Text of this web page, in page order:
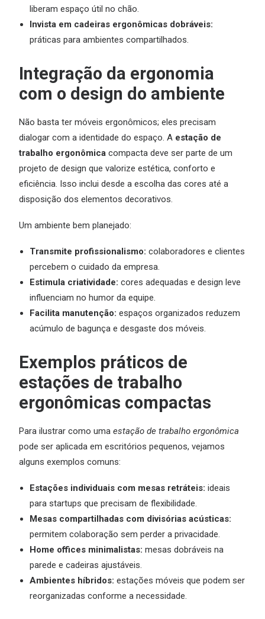
liberam espaço útil no chão.
Invista em cadeiras ergonômicas dobráveis:
práticas para ambientes compartilhados.
Integração da ergonomia
com o design do ambiente
Não basta ter móveis ergonômicos; eles precisam
dialogar com a identidade do espaço. A estação de
trabalho ergonômica compacta deve ser parte de um
projeto de design que valorize estética, conforto e
eficiência. Isso inclui desde a escolha das cores até a
disposição dos elementos decorativos.
Um ambiente bem planejado:
Transmite profissionalismo: colaboradores e clientes
percebem o cuidado da empresa.
Estimula criatividade: cores adequadas e design leve
influenciam no humor da equipe.
Facilita manutenção: espaços organizados reduzem
acúmulo de bagunça e desgaste dos móveis.
Exemplos práticos de
estações de trabalho
ergonômicas compactas
Para ilustrar como uma estação de trabalho ergonômica
pode ser aplicada em escritórios pequenos, vejamos
alguns exemplos comuns:
Estações individuais com mesas retráteis: ideais
para startups que precisam de flexibilidade.
Mesas compartilhadas com divisórias acústicas:
permitem colaboração sem perder a privacidade.
Home offices minimalistas: mesas dobráveis na
parede e cadeiras ajustáveis.
Ambientes híbridos: estações móveis que podem ser
reorganizadas conforme a necessidade.